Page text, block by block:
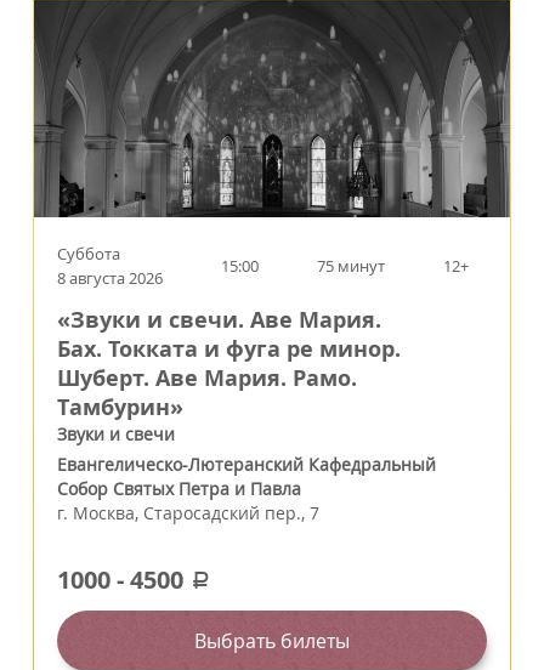
Суббота
8 августа 2026
15:00 75 минут 12+
«Звуки и свечи. Аве Мария.
Бах. Токката и фуга ре минор.
Шуберт. Аве Мария. Рамо.
Тамбурин»
Звуки и свечи
Евангелическо-Лютеранский Кафедральный
Собор Святых Петра и Павла
г. Москва, Старосадский пер., 7
1000-4500 a
Выбрать билеты